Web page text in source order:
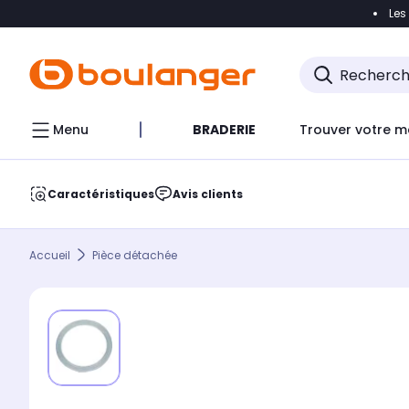
Accéder
Menu BRADERIE Trouver votre
Caractéristiques Avis clients
Accueil Pièce détachée